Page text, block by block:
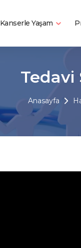
Kanserle Yaşam
Tedavi
Anasayfa